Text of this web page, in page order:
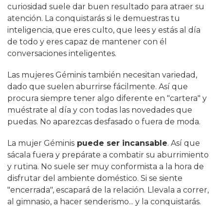
curiosidad suele dar buen resultado para atraer su
atención. La conquistarás si le demuestras tu
inteligencia, que eres culto, que lees y estás al día
de todo y eres capaz de mantener con él
conversaciones inteligentes.
Las mujeres Géminis también necesitan variedad,
dado que suelen aburrirse fácilmente. Así que
procura siempre tener algo diferente en "cartera" y
muéstrate al día y con todas las novedades que
puedas. No aparezcas desfasado o fuera de moda.
La mujer Géminis puede ser incansable. Así que
sácala fuera y prepárate a combatir su aburrimiento
y rutina. No suele ser muy conformista a la hora de
disfrutar del ambiente doméstico. Si se siente
"encerrada", escapará de la relación. Llevala a correr,
al gimnasio, a hacer senderismo... y la conquistarás.